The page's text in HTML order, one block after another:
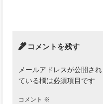
コメントを残す
メールアドレスが公開さ
ている欄は必須項目です
コメント ※